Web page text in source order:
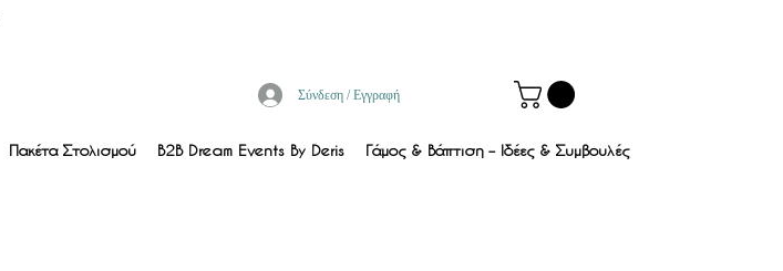
Σύνδεση / Εγγραφή
Πακέτα Στολισμού B2B Dream Events By Deris Γάμος & Βάπτιση – Ιδέες & Συμβουλές